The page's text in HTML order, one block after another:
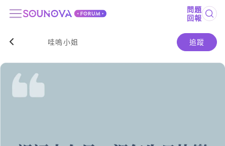
問題
回報
哇嗚小姐 追蹤